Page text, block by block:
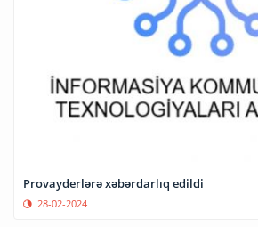
Provayderlərə xəbərdarlıq edildi
28-02-2024